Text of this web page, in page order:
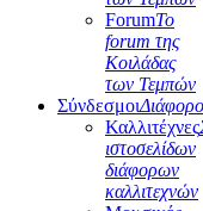
ForumΤο
forum της
Κοιλάδας
των Τεμπών
Σύνδεσμοι
Καλλιτέχνες
ιστοσελίδων
διάφορων
καλλιτεχνών